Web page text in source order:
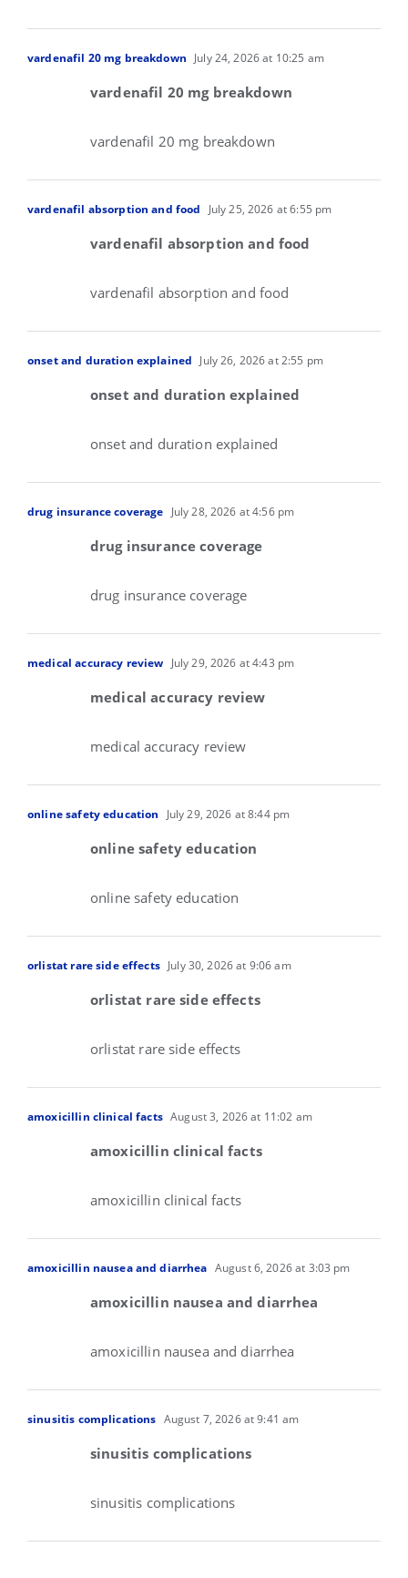
vardenafil 20 mg breakdown July 24, 2026 at 10:25 am
vardenafil 20 mg breakdown
vardenafil 20 mg breakdown
vardenafil absorption and food July 25, 2026 at 6:55 pm
vardenafil absorption and food
vardenafil absorption and food
onset and duration explained July 26, 2026 at 2:55 pm
onset and duration explained
onset and duration explained
drug insurance coverage July 28, 2026 at 4:56 pm
drug insurance coverage
drug insurance coverage
medical accuracy review July 29, 2026 at 4:43 pm
medical accuracy review
medical accuracy review
online safety education July 29, 2026 at 8:44 pm
online safety education
online safety education
orlistat rare side effects July 30, 2026 at 9:06 am
orlistat rare side effects
orlistat rare side effects
amoxicillin clinical facts August 3, 2026 at 11:02 am
amoxicillin clinical facts
amoxicillin clinical facts
amoxicillin nausea and diarrhea August 6, 2026 at 3:03 pm
amoxicillin nausea and diarrhea
amoxicillin nausea and diarrhea
sinusitis complications August 7, 2026 at 9:41 am
sinusitis complications
sinusitis complications